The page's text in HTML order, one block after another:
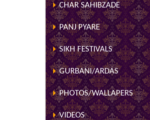
CHAR SAHIBZADE
PANJ PYARE
SIKH FESTIVALS
GURBANI/ARDAS
PHOTOS/WALLAPERS
VIDEOS